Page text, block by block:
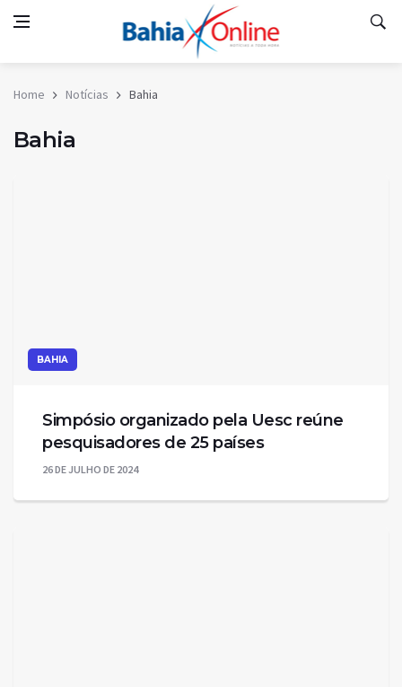
Home Notícias Bahia
Bahia
BAHIA
Simpósio organizado pela Uesc reúne
pesquisadores de 25 países
26 DE JULHO DE 2024